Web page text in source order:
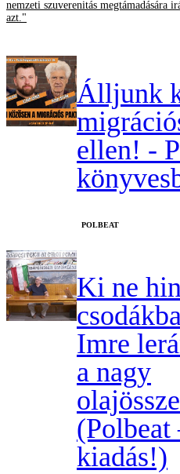
nemzeti szuverenitás
azt."
Álljunk
ellen! -
‎POLBEAT
Ki ne
Imre
a nagy
kiadás!)